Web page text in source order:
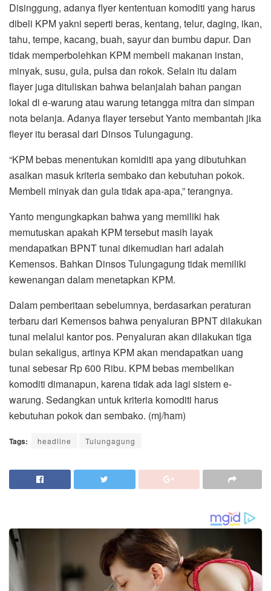
Disinggung, adanya flyer kententuan komoditi yang harus
dibeli KPM yakni seperti beras, kentang, telur, daging, ikan,
tahu, tempe, kacang, buah, sayur dan bumbu dapur. Dan
tidak memperbolehkan KPM membeli makanan instan,
minyak, susu, gula, pulsa dan rokok. Selain itu dalam
flayer juga dituliskan bahwa belanjalah bahan pangan
lokal di e-warung atau warung tetangga mitra dan simpan
nota belanja. Adanya flayer tersebut Yanto membantah jika
fleyer itu berasal dari Dinsos Tulungagung.
“KPM bebas menentukan komiditi apa yang dibutuhkan
asalkan masuk kriteria sembako dan kebutuhan pokok.
Membeli minyak dan gula tidak apa-apa,” terangnya.
Yanto mengungkapkan bahwa yang memiliki hak
memutuskan apakah KPM tersebut masih layak
mendapatkan BPNT tunai dikemudian hari adalah
Kemensos. Bahkan Dinsos Tulungagung tidak memiliki
kewenangan dalam menetapkan KPM.
Dalam pemberitaan sebelumnya, berdasarkan peraturan
terbaru dari Kemensos bahwa penyaluran BPNT dilakukan
tunai melalui kantor pos. Penyaluran akan dilakukan tiga
bulan sekaligus, artinya KPM akan mendapatkan uang
tunai sebesar Rp 600 Ribu. KPM bebas membelikan
komoditi dimanapun, karena tidak ada lagi sistem e-
warung. Sedangkan untuk kriteria komoditi harus
kebutuhan pokok dan sembako. (mj/ham)
Tags: headline Tulungagung